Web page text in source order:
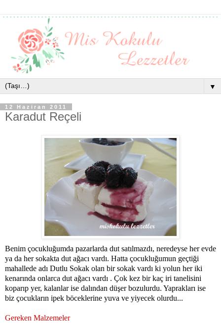
▼
12 Haziran 2011
Karadut Reçeli
Benim çocukluğumda pazarlarda dut satılmazdı, neredeyse her evde
ya da her sokakta dut ağacı vardı. Hatta çocukluğumun geçtiği
mahallede adı Dutlu Sokak olan bir sokak vardı ki yolun her iki
kenarında onlarca dut ağacı vardı . Çok kez bir kaç iri tanelisini
koparıp yer, kalanlar ise dalından düşer bozulurdu. Yaprakları ise
biz çocukların ipek böceklerine yuva ve yiyecek olurdu...
Gereken Malzemeler